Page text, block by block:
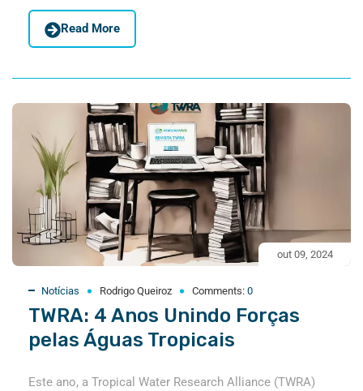
Read More
out 09, 2024
Notícias Rodrigo Queiroz Comments: 0
TWRA: 4 Anos Unindo Forças
pelas Águas Tropicais
Este ano, a Tropical Water Research Alliance (TWRA)